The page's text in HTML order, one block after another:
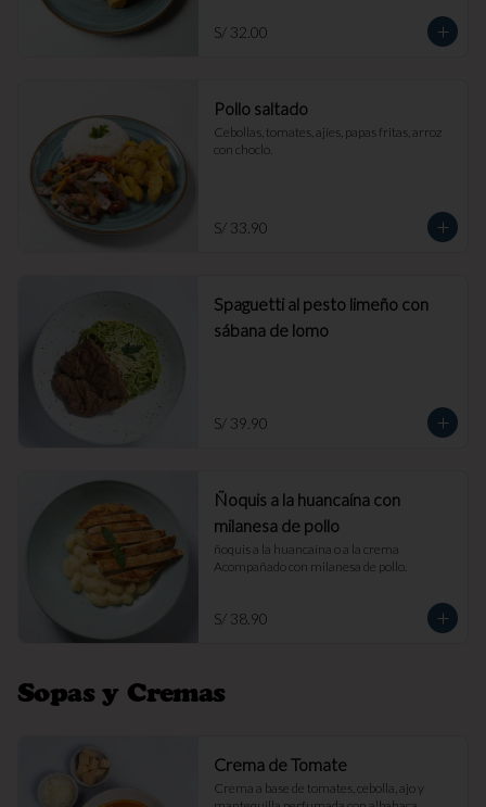
S/ 32.00
Pollo saltado
Cebollas, tomates, ajíes, papas fritas, arroz
con choclo.
S/ 33.90
Spaguetti al pesto limeño con
sábana de lomo
S/ 39.90
Ñoquis a la huancaína con
milanesa de pollo
ñoquis a la huancaína o a la crema
Acompañado con milanesa de pollo.
S/ 38.90
Sopas y Cremas
Crema de Tomate
Crema a base de tomates, cebolla, ajo y